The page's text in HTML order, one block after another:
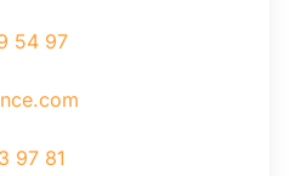
54 97
97 81